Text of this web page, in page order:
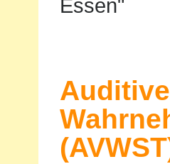
Essen"